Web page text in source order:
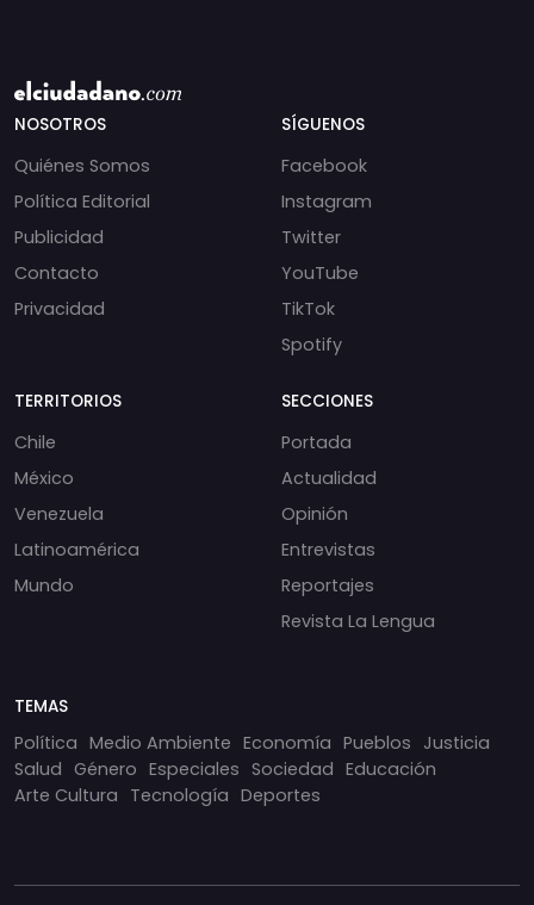
NOSOTROS
Quiénes Somos
Política Editorial
Publicidad
Contacto
Privacidad
SÍGUENOS
Facebook
Instagram
Twitter
YouTube
TikTok
Spotify
TERRITORIOS
Chile
México
Venezuela
Latinoamérica
Mundo
SECCIONES
Portada
Actualidad
Opinión
Entrevistas
Reportajes
Revista La Lengua
TEMAS
Política Medio Ambiente Economía Pueblos Justicia
Salud Género Especiales Sociedad Educación
Arte Cultura Tecnología Deportes